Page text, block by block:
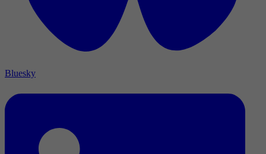
Bluesky